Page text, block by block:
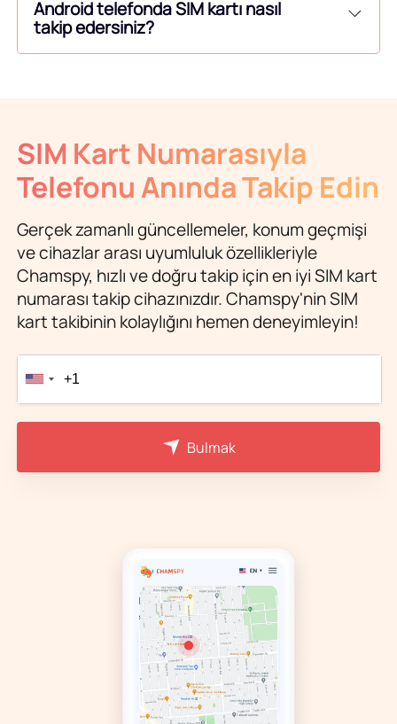
Android telefonda SIM kartı nasıl
takip edersiniz?
SIM Kart Numarasıyla
Telefonu Anında Takip Edin
Gerçek zamanlı güncellemeler, konum geçmişi
ve cihazlar arası uyumluluk özellikleriyle
Chamspy, hızlı ve doğru takip için en iyi SIM kart
numarası takip cihazınızdır. Chamspy'nin SIM
kart takibinin kolaylığını hemen deneyimleyin!
Bulmak